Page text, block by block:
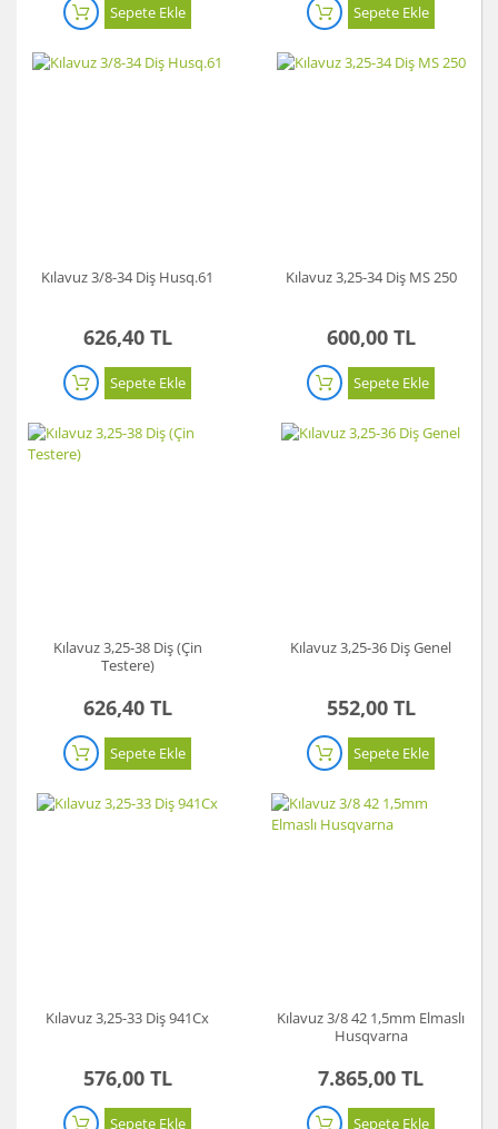
Sepete Ekle Sepete Ekle
Kılavuz 3/8-34 Diş Husq.61
626,40 TL
Sepete Ekle
Kılavuz 3,25-34 Diş MS 250
600,00 TL
Sepete Ekle
Kılavuz 3,25-38 Diş (Çin
Testere)
626,40 TL
Sepete Ekle
Kılavuz 3,25-36 Diş Genel
552,00 TL
Sepete Ekle
Kılavuz 3,25-33 Diş 941Cx
576,00 TL
Sepete Ekle
Kılavuz 3/8 42 1,5mm Elmaslı
Husqvarna
7.865,00 TL
Sepete Ekle